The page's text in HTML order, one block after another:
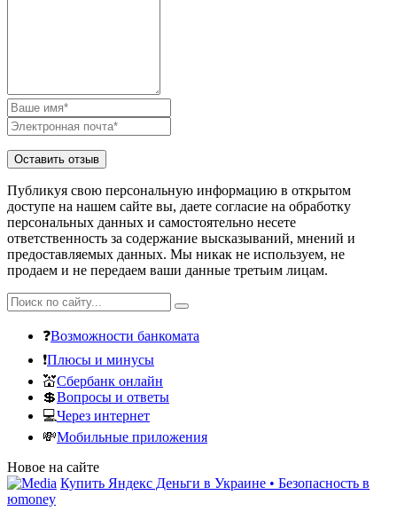
Публикуя свою персональную информацию в открытом
доступе на нашем сайте вы, даете согласие на обработку
персональных данных и самостоятельно несете
ответственность за содержание высказываний, мнений и
предоставляемых данных. Мы никак не используем, не
продаем и не передаем ваши данные третьим лицам.
❓Возможности банкомата
❗Плюсы и минусы
💒Сбербанк онлайн
💲Вопросы и ответы
💻Через интернет
💸Мобильные приложения
Новое на сайте
Купить Яндекс Деньги в Украине • Безопасность в
юmoney